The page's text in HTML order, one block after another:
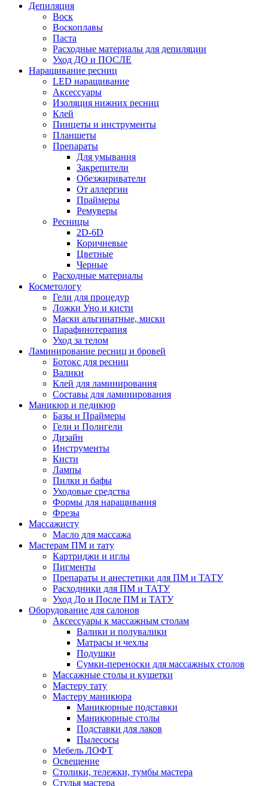
Депиляция
Воск
Воскоплавы
Паста
Расходные материалы для депиляции
Уход ДО и ПОСЛЕ
Наращивание ресниц
LED наращивание
Аксессуары
Изоляция нижних ресниц
Клей
Пинцеты и инструменты
Планшеты
Препараты
Для умывания
Закрепители
Обезжириватели
От аллергии
Праймеры
Ремуверы
Ресницы
2D-6D
Коричневые
Цветные
Черные
Расходные материалы
Косметологу
Гели для процедур
Ложки Уно и кисти
Маски альгинатные, миски
Парафинотерапия
Уход за телом
Ламинирование ресниц и бровей
Ботокс для ресниц
Валики
Клей для ламинирования
Составы для ламинирования
Маникюр и педикюр
Базы и Праймеры
Гели и Полигели
Дизайн
Инструменты
Кисти
Лампы
Пилки и бафы
Уходовые средства
Формы для наращивания
Фрезы
Массажисту
Масло для массажа
Мастерам ПМ и тату
Картриджи и иглы
Пигменты
Препараты и анестетики для ПМ и ТАТУ
Расходники для ПМ и ТАТУ
Уход До и После ПМ и ТАТУ
Оборудование для салонов
Аксессуары к массажным столам
Валики и полувалики
Матрасы и чехлы
Подушки
Сумки-переноски для массажных столов
Массажные столы и кушетки
Мастеру тату
Мастеру маникюра
Маникюрные подставки
Маникюрные столы
Подставки для лаков
Пылесосы
Мебель ЛОФТ
Освещение
Столики, тележки, тумбы мастера
Стулья мастера